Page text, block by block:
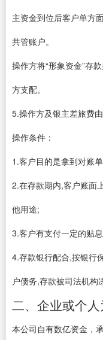
主资金到位后客户单方
共管账户。
操作方将“形象资金”存
方支配。
5.操作方及银主差旅费
操作条件：
1.客户目的是拿到对账
2.在存款期内,客户账面
他用途;
3.客户有支付一定的贴
4.存款银行配合,按银行
户债务,存款被司法机构
二、企业或个
本公司自有数亿资金，